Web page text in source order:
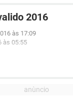
2016
às 17:09
às 05:55